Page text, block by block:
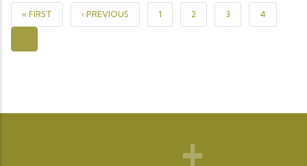
PREMIÈRE PAGE
« FIRST PAGE PRÉCÉDENTE
‹ PREVIOUS PAGE
1 PAGE
2 PAGE
3 PAGE
4